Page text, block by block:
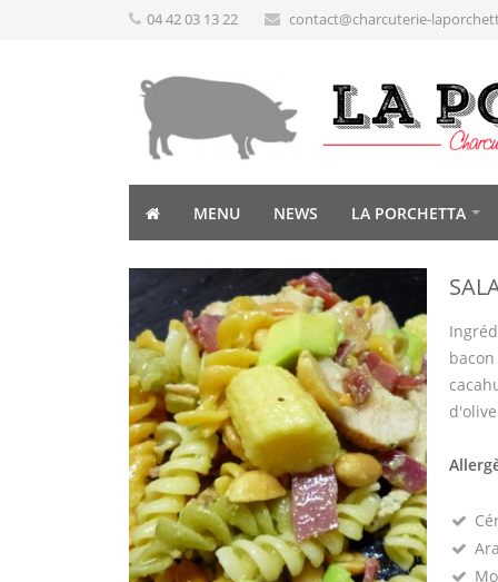
04 42 03 13 22 contact@charcuterie-
MENU NEWS LA PORCHETTA